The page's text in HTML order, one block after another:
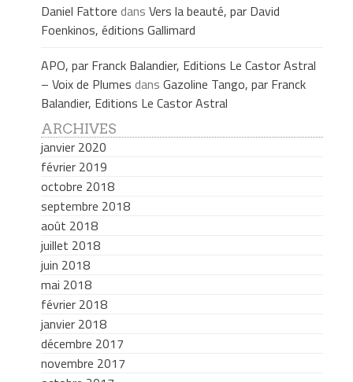
Daniel Fattore dans Vers la beauté, par David
Foenkinos, éditions Gallimard
APO, par Franck Balandier, Editions Le Castor Astral
– Voix de Plumes dans Gazoline Tango, par Franck
Balandier, Editions Le Castor Astral
ARCHIVES
janvier 2020
février 2019
octobre 2018
septembre 2018
août 2018
juillet 2018
juin 2018
mai 2018
février 2018
janvier 2018
décembre 2017
novembre 2017